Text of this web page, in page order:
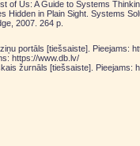
of Us: A Guide to Systems
in Plain Sight. Systems
2007. 264 p.
portāls [tiešsaiste]. Pieejams:
https://www.db.lv/
žurnāls [tiešsaiste].